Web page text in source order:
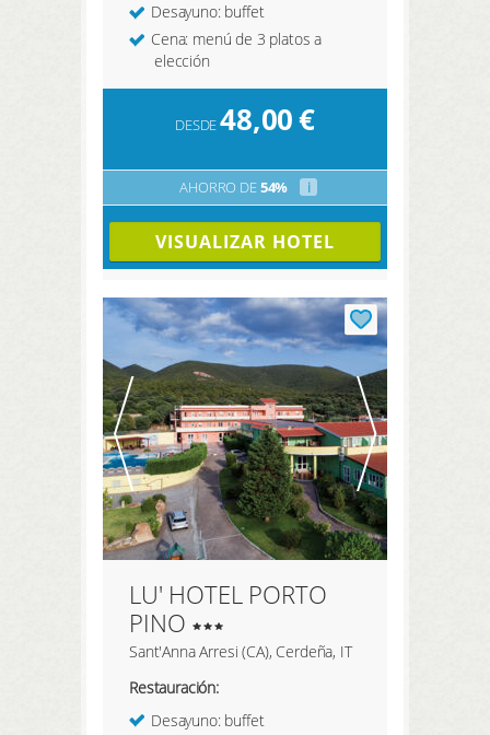
Desayuno: buffet
Cena: menú de 3 platos a
elección
DESDE48,00€
AHORRO DE54% i
VISUALIZAR HOTEL
LU' HOTEL PORTO
PINO
Sant'Anna Arresi (CA), Cerdeña, IT
Restauración:
Desayuno: buffet